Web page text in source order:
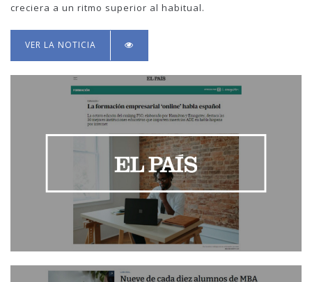
creciera a un ritmo superior al habitual.
VER LA NOTICIA